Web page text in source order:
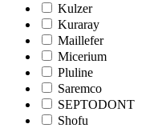
Kulzer
Kuraray
Maillefer
Micerium
Pluline
Saremco
SEPTODONT
Shofu